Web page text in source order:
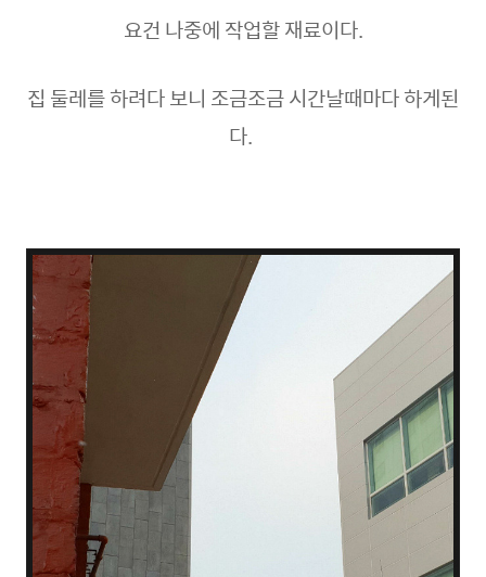
요건 나중에 작업할 재료이다.
집 둘레를 하려다 보니 조금조금 시간날때마다 하게된
다.